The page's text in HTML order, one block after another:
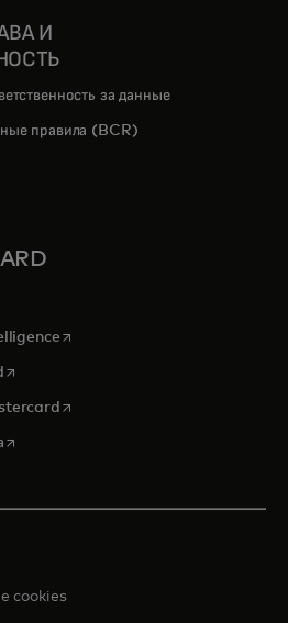
И
за данные
правила (BCR)
tab
opens in a new tab
opens in a new tab
opens in a new tab
opens in a new tab
cookies